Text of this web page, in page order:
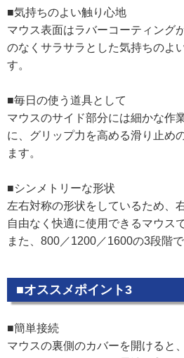
■気持ちのよい触り心地
マウス表面はラバーコーティング
のなくサラサラとした気持ちのよ
す。
■毎日の使う道具として
マウスのサイド部分には細かな作
に、グリップ力を高める滑り止め
ます。
■シンメトリーな形状
左右対称の形状をしているため、
自由なく快適に使用できるマウスで
また、800／1200／1600の3段階
■オススメポイント3
■簡単接続
マウスの裏側のカバーを開けると